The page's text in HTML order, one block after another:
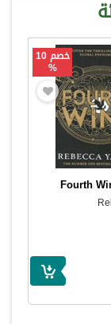
خصم 10
%
Fourth